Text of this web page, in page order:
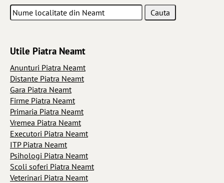
Utile Piatra Neamt
Anunturi Piatra Neamt
Distante Piatra Neamt
Gara Piatra Neamt
Firme Piatra Neamt
Primaria Piatra Neamt
Vremea Piatra Neamt
Executori Piatra Neamt
ITP Piatra Neamt
Psihologi Piatra Neamt
Scoli soferi Piatra Neamt
Veterinari Piatra Neamt